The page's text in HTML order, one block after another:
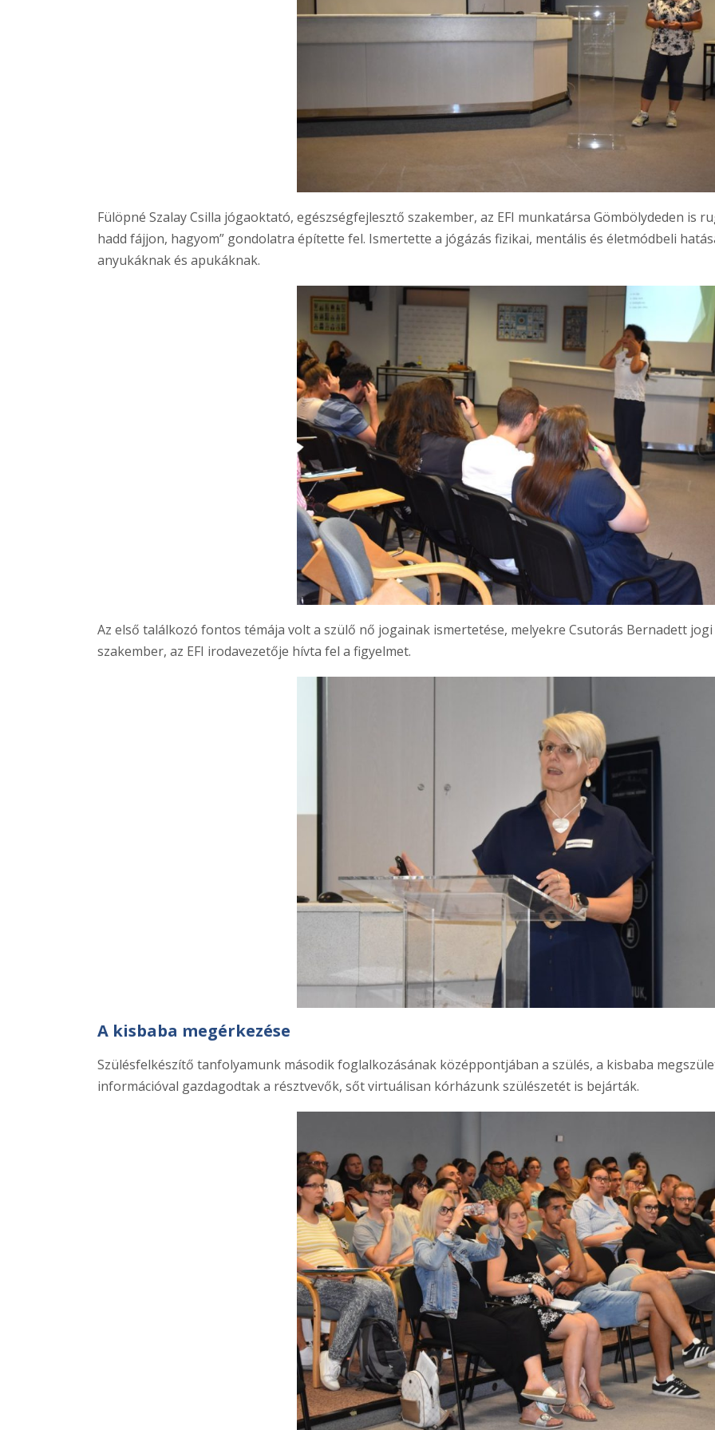
Fülöpné Szalay Csilla jógaoktató, egészségfejlesztő szakember, az EFI munkatársa Gömbölydeden is
hadd fájjon, hagyom” gondolatra építette fel. Ismertette a jógázás fizikai, mentális és életmódbeli
anyukáknak és apukáknak.
Az első találkozó fontos témája volt a szülő nő jogainak ismertetése, melyekre Csutorás Bernadett
szakember, az EFI irodavezetője hívta fel a figyelmet.
A kisbaba megérkezése
Szülésfelkészítő tanfolyamunk második foglalkozásának középpontjában a szülés, a kisbaba
információval gazdagodtak a résztvevők, sőt virtuálisan kórházunk szülészetét is bejárták.